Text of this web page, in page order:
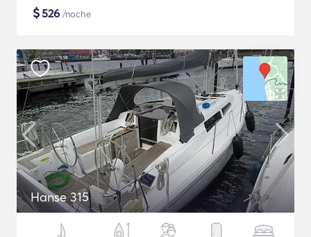
$526 /noche
Hanse 315